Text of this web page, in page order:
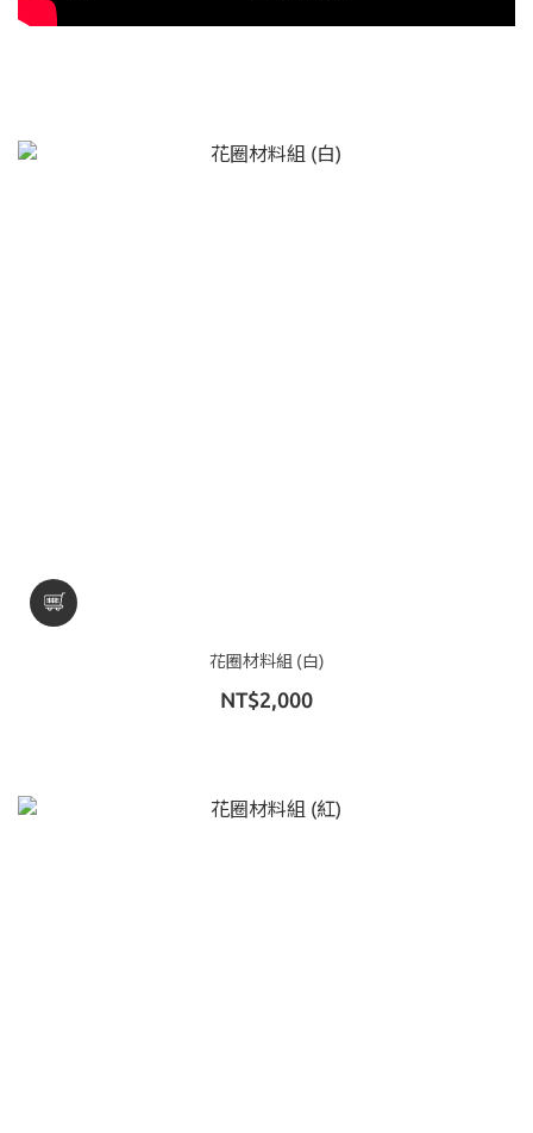
花圈材料組 (白)
NT$2,000